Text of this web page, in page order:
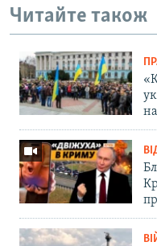
Читайте також